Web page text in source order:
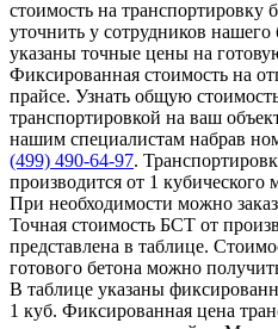
стоимость на транспортировку
уточнить у сотрудников нашего
указаны точные цены на
Фиксированная стоимость на
прайсе. Узнать общую
транспортировкой на ваш
нашим специалистам набрав
(499) 490-64-97.
производится от 1 кубического
При необходимости можно
Точная стоимость БСТ от
представлена в таблице.
готового бетона можно
В таблице указаны
1 куб. Фиксированная цена